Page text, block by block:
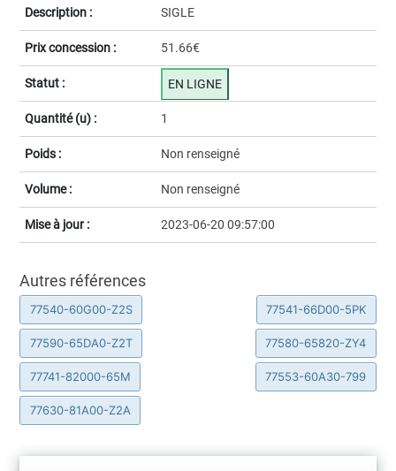
Description : SIGLE
Prix concession : 51.66€
Statut : EN LIGNE
Quantité (u) : 1
Poids : Non renseigné
Volume : Non renseigné
Mise à jour : 2023-06-20 09:57:00
Autres références
77540-60G00-Z2S 77541-66D00-5PK
77590-65DA0-Z2T 77580-65820-ZY4
77741-82000-65M 77553-60A30-799
77630-81A00-Z2A